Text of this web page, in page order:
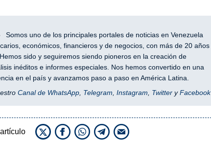
Somos uno de los principales portales de noticias en Venezuela
económicos, financieros y de negocios, con más de 20 años
sido y seguiremos siendo pioneros en la creación de
inéditos e informes especiales. Nos hemos convertido en una
en el país y avanzamos paso a paso en América Latina.
Canal de WhatsApp, Telegram, Instagram, TwitteryFacebook